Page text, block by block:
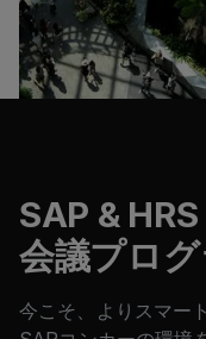
Global
&
Global strategic
neutrality
EnBW AG
automate its
insights and
the Lodging-as-a-
Stay Initiative, the
by 28%, increased
gained full
supporting its goal
2035.
-28%
CO2 Emission
98%
Online
PwC Italy
process by
structured,
ecosystem. The
adoption,
measurable
transformation.
15%
hotel spend
91%
Data-Driven
SAP &
会議プロ
今こそ、よりスマー